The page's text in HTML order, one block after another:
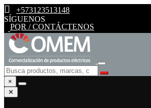
+573123513148
SÍGUENOS
PQR / CONTÁCTENOS
×
✕